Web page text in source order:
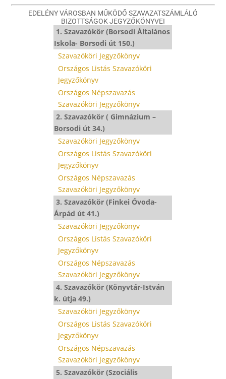
EDELÉNY VÁROSBAN MŰKÖDŐ SZAVAZATSZÁMLÁLÓ
BIZOTTSÁGOK JEGYZŐKÖNYVEI
1. Szavazókör (Borsodi Általános
Iskola- Borsodi út 150.)
Szavazóköri Jegyzőkönyv
Országos Listás Szavazóköri
Jegyzőkönyv
Országos Népszavazás
Szavazóköri Jegyzőkönyv
2. Szavazókör ( Gimnázium –
Borsodi út 34.)
Szavazóköri Jegyzőkönyv
Országos Listás Szavazóköri
Jegyzőkönyv
Országos Népszavazás
Szavazóköri Jegyzőkönyv
3. Szavazókör (Finkei Óvoda-
Árpád út 41.)
Szavazóköri Jegyzőkönyv
Országos Listás Szavazóköri
Jegyzőkönyv
Országos Népszavazás
Szavazóköri Jegyzőkönyv
4. Szavazókör (Könyvtár-István
k. útja 49.)
Szavazóköri Jegyzőkönyv
Országos Listás Szavazóköri
Jegyzőkönyv
Országos Népszavazás
Szavazóköri Jegyzőkönyv
5. Szavazókör (Szociális